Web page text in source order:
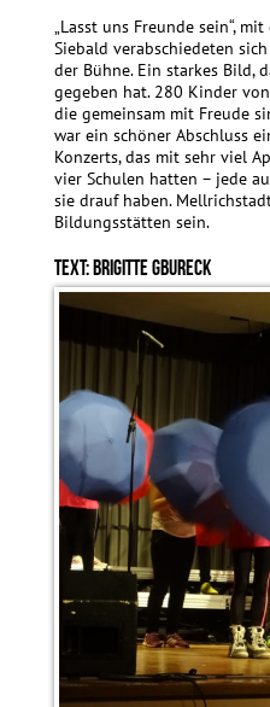
„Lasst uns Freunde sein“,
Siebald verabschiedeten
der Bühne. Ein starkes Bild,
gegeben hat. 280 Kinder
die gemeinsam mit Freude
war ein schöner Abschluss
Konzerts, das mit sehr viel
vier Schulen hatten – jede
sie drauf haben.
Bildungsstätten sein.
TEXT: BRIGITTE GBURECK